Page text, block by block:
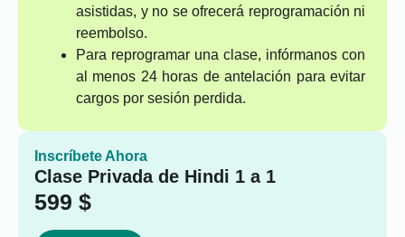
asistidas, y no se ofrecerá reprogramación ni
reembolso.
Para reprogramar una clase, infórmanos con
al menos 24 horas de antelación para evitar
cargos por sesión perdida.
Inscríbete Ahora
Clase Privada de Hindi 1 a 1
599 $